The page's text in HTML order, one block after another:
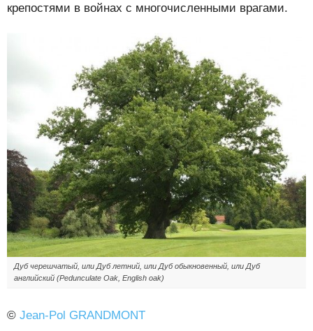
крепостями в войнах с многочисленными врагами.
Дуб черешчатый, или Дуб летний, или Дуб обыкновенный, или Дуб
английский (Pedunculate Oak, English oak)
© Jean-Pol GRANDMONT